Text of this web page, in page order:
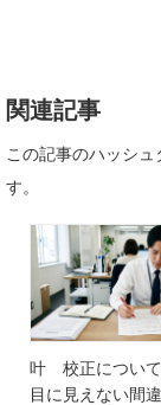
関連記事
この記事のハッシュ
す。
叶 校正につい
目に見えない間